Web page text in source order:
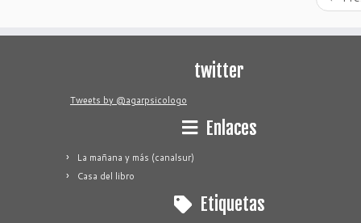
twitter
Tweets by @agarpsicologo
Enlaces
La mañana y más (canalsur)
Casa del libro
Etiquetas